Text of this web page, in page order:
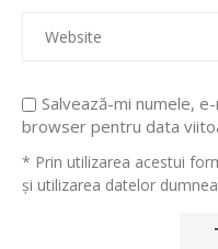
Salvează-mi numele,
browser pentru data
* Prin utilizarea acestui
și utilizarea datelor